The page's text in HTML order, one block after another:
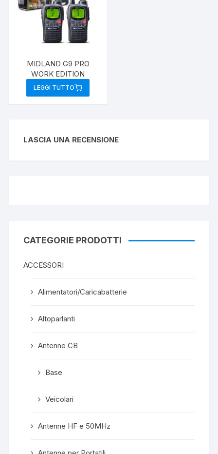
MIDLAND G9 PRO
WORK EDITION
LEGGI TUTTO
LASCIA UNA RECENSIONE
CATEGORIE PRODOTTI
ACCESSORI
Alimentatori/Caricabatterie
Altoparlanti
Antenne CB
Base
Veicolari
Antenne HF e 50MHz